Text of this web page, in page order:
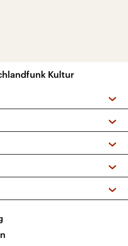
Kultur
+ DAB+)